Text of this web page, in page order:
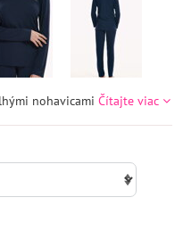
nohavicami Čítajte viac